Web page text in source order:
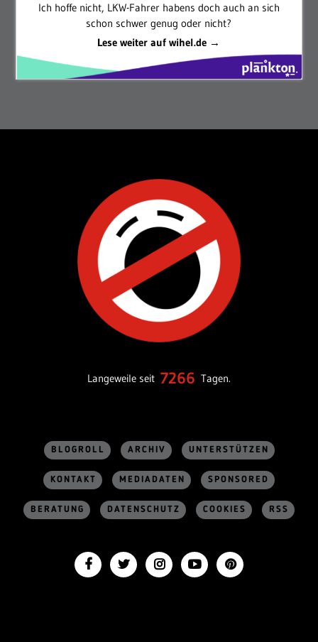
Ich hoffe nicht, LKW-Fahrer habens doch auch an sich
schon schwer genug oder nicht?
Lese weiter auf wihel.de →
Langeweile seit 7266 Tagen.
BLOGROLL ARCHIV UNTERSTÜTZEN
KONTAKT MEDIADATEN SPONSORED
BERATUNG DATENSCHUTZ COOKIES RSS